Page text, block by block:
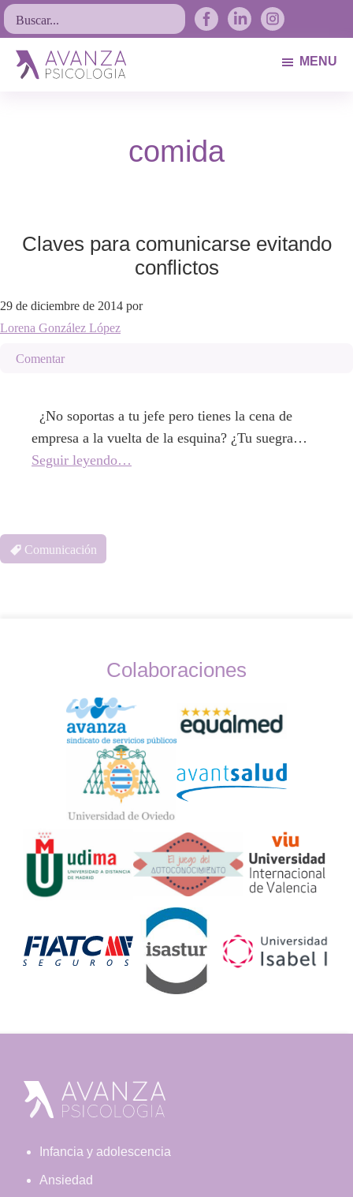
Saltar
a
navegación
Saltar
al
contenido
principal
Saltar
al
pie
Buscar...
MENU
comida
Claves para comunicarse evitando
conflictos
29 de diciembre de 2014 por
Lorena González López
Comentar
¿No soportas a tu jefe pero tienes la cena de
empresa a la vuelta de la esquina? ¿Tu suegra…
Seguir leyendo…
Comunicación
Widget
Logos
Colaboraciones
Footer
Infancia y adolescencia
Ansiedad